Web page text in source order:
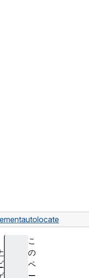
autolocate
こ
の
ペ
ー